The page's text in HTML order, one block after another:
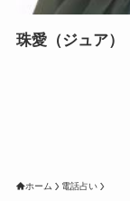
珠愛（ジュア）
ホーム 電話占い